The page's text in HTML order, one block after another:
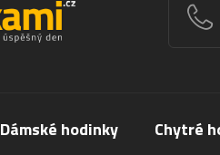
Dámské hodinky Chytré